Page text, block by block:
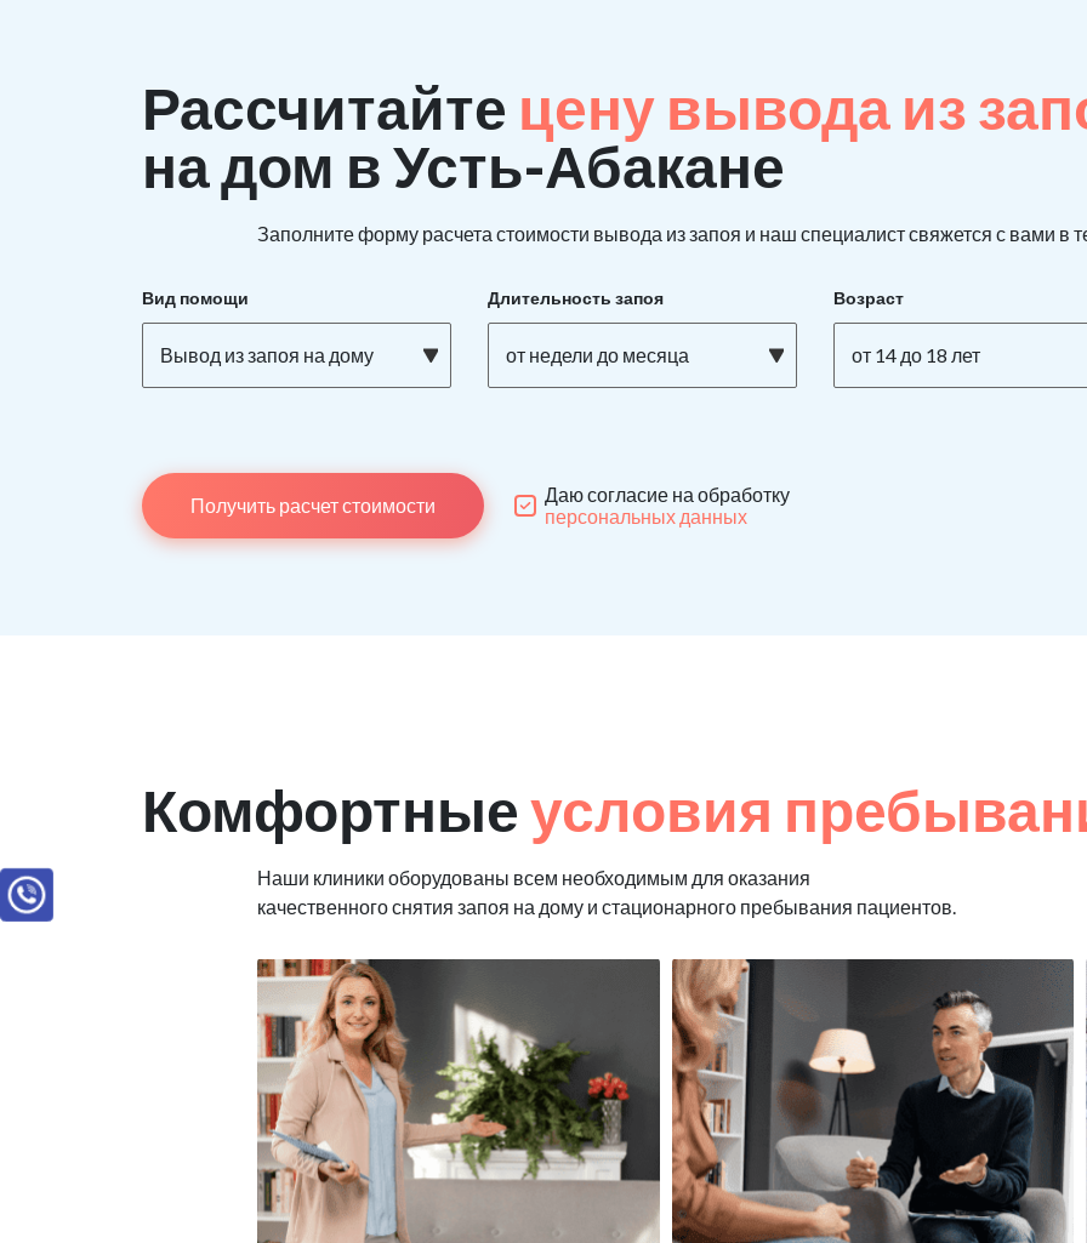
Рассчитайте цену вывода из
на дом в Усть-Абакане
Заполните форму расчета стоимости вывода из запоя и наш специалист свяжется с вами в
Вид помощи
Вывод из запоя на дому
Длительность запоя
от недели до месяца
Возраст
от 14 до 18 лет
Получить расчет стоимости
Даю согласие на обработку
персональных данных
Комфортныеусловия
Наши клиники оборудованы всем необходимым для оказания
качественного снятия запоя на дому и стационарного пребывания пациентов.